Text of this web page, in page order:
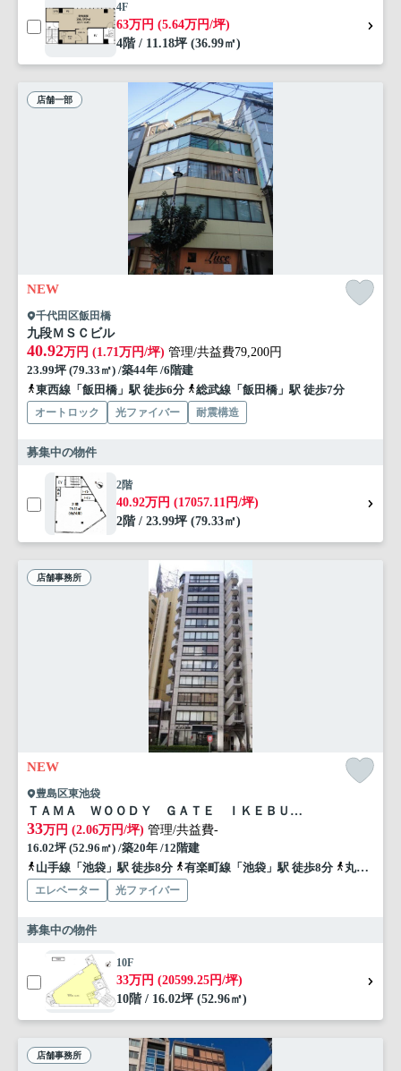
4F
63万円 (5.64万円/坪)
4階 / 11.18坪 (36.99㎡)
店舗一部
NEW
千代田区飯田橋
九段ＭＳＣビル
40.92万円 (1.71万円/坪) 管理/共益費79,200円
23.99坪 (79.33㎡) /築44年 /6階建
東西線「飯田橋」駅 徒歩6分
総武線「飯田橋」駅 徒歩7分
オートロック 光ファイバー 耐震構造
募集中の物件
2階
40.92万円 (17057.11円/坪)
2階 / 23.99坪 (79.33㎡)
店舗事務所
NEW
豊島区東池袋
ＴＡＭＡ ＷＯＯＤＹ ＧＡＴＥ ＩＫＥＢＵＫＵＲＯ 10F
33万円 (2.06万円/坪) 管理/共益費-
16.02坪 (52.96㎡) /築20年 /12階建
山手線「池袋」駅 徒歩8分
有楽町線「池袋」駅 徒歩8分 丸ノ内線「池袋」駅 徒歩8分
エレベーター 光ファイバー
募集中の物件
10F
33万円 (20599.25円/坪)
10階 / 16.02坪 (52.96㎡)
店舗事務所